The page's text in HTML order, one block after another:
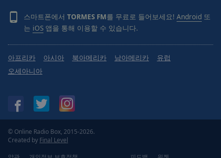
window.
스마트폰에서 TORMES FM를 무료로 들어보세요! Android 또
는 iOS 앱을 통해 이용할 수 있습니다.
아프리카 아시아 북아메리카 남아메리카
유럽
오세아니아
© Online Radio Box, 2015-2026.
Created by Final Level